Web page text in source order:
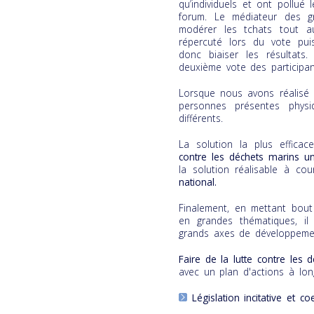
qu’individuels et ont
forum. Le médiateur des
modérer les tchats tout
répercuté lors du vote
donc biaiser les
deuxième vote des
Lorsque nous avons
personnes présentes
différents.
La solution la plus
contre les déchets marins
la solution réalisable à
national.
Finalement, en mettant
en grandes thématiques,
grands axes de
Faire de la lutte contre les
avec un plan d'actions à
Législation incitative et